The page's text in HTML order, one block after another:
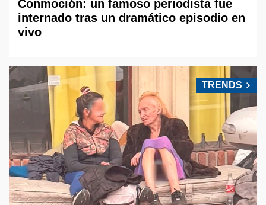
Conmoción: un famoso periodista fue
internado tras un dramático episodio en
vivo
TRENDS